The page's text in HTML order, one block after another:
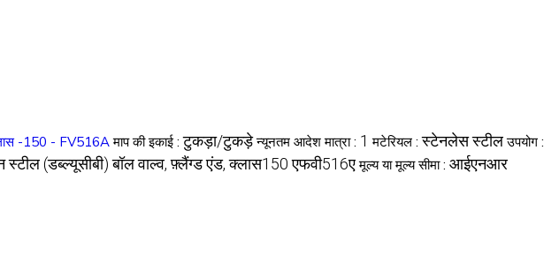
-150 - FV516A माप की इकाई :टुकड़ा/टुकड़े न्यूनतम आदेश मात्रा : 1 मटेरियल :स्टेनलेस स्टील उपयोग :
स्टील (डब्ल्यूसीबी) बॉल वाल्व, फ़्लैंग्ड एंड, क्लास150 एफवी516ए मूल्य या मूल्य सीमा : आईएनआर